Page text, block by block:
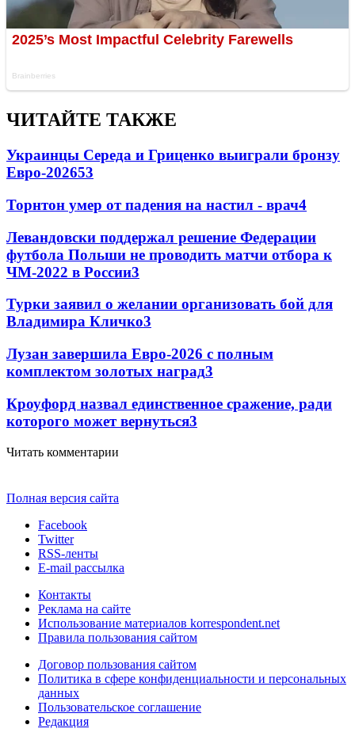
ЧИТАЙТЕ ТАКЖЕ
Украинцы Середа и Гриценко выиграли бронзу
Евро-202653
Торнтон умер от падения на настил - врач4
Левандовски поддержал решение Федерации
футбола Польши не проводить матчи отбора к
ЧМ-2022 в России3
Турки заявил о желании организовать бой для
Владимира Кличко3
Лузан завершила Евро-2026 с полным
комплектом золотых наград3
Кроуфорд назвал единственное сражение, ради
которого может вернуться3
Читать комментарии
Полная версия сайта
Facebook
Twitter
RSS-ленты
E-mail рассылка
Контакты
Реклама на сайте
Использование материалов korrespondent.net
Правила пользования сайтом
Договор пользования сайтом
Политика в сфере конфиденциальности и персональных
данных
Пользовательское соглашение
Редакция